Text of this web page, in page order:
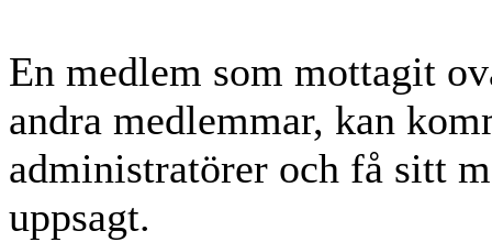
En medlem som mottagit
andra medlemmar, kan
administratörer och få sitt
uppsagt.